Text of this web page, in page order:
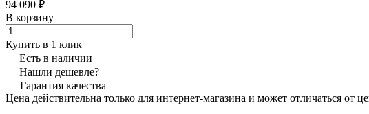
94 090 ₽
В корзину
Купить в 1 клик
Есть в наличии
Нашли дешевле?
Гарантия качества
Цена действительна только для интернет-магазина и может отличаться от